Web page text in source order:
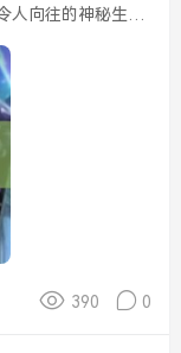
人向往的神秘生
事穿越时空，成为
390 0